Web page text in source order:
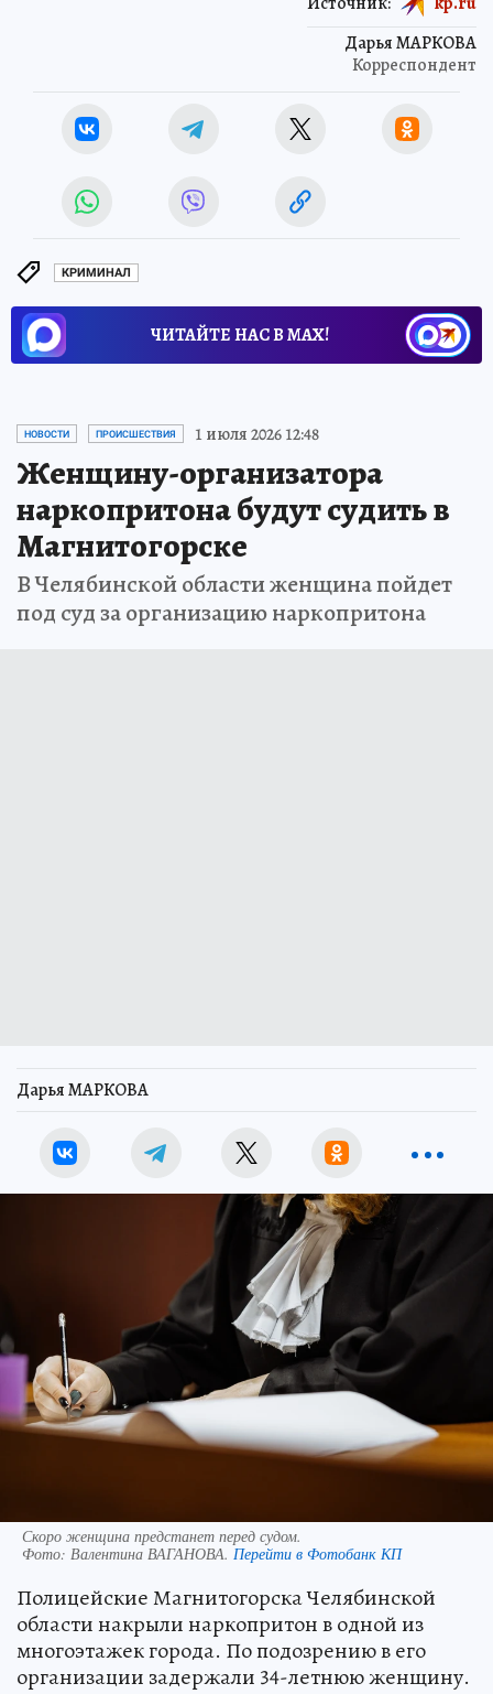
Дарья МАРКОВА
Корреспондент
КРИМИНАЛ
ЧИТАЙТЕ НАС В МАХ!
НОВОСТИ ПРОИСШЕСТВИЯ 1 июля 2026 12:48
Женщину-организатора
наркопритона будут судить в
Магнитогорске
В Челябинской области женщина пойдет
под суд за организацию наркопритона
Дарья МАРКОВА
Скоро женщина предстанет перед судом.
Фото: Валентина ВАГАНОВА. Перейти в Фотобанк КП
Полицейские Магнитогорска Челябинской
области накрыли наркопритон в одной из
многоэтажек города. По подозрению в его
организации задержали 34-летнюю женщину.